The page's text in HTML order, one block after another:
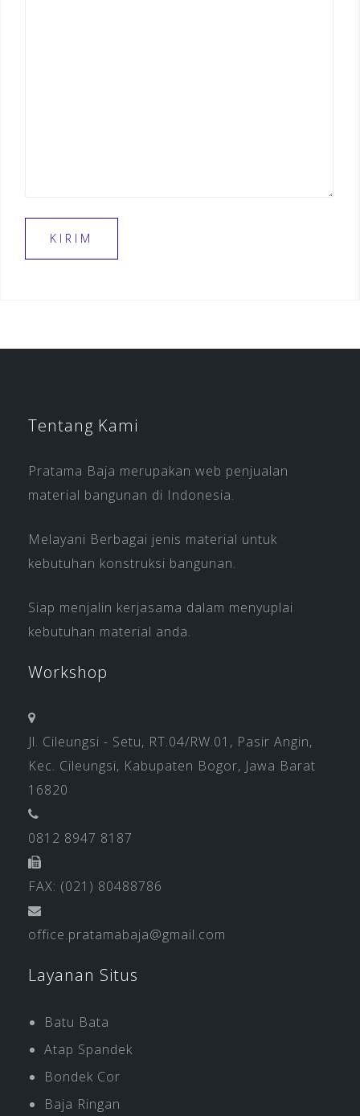
Tentang Kami
Pratama Baja merupakan web penjualan
material bangunan di Indonesia.
Melayani Berbagai jenis material untuk
kebutuhan konstruksi bangunan.
Siap menjalin kerjasama dalam menyuplai
kebutuhan material anda.
Workshop
Jl. Cileungsi - Setu, RT.04/RW.01, Pasir Angin,
Kec. Cileungsi, Kabupaten Bogor, Jawa Barat
16820
0812 8947 8187
FAX: (021) 80488786
office.pratamabaja@gmail.com
Layanan Situs
Batu Bata
Atap Spandek
Bondek Cor
Baja Ringan